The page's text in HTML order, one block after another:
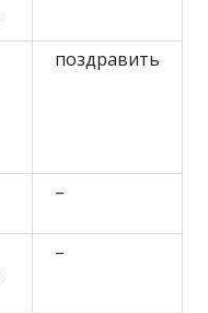
поздравить
–
–